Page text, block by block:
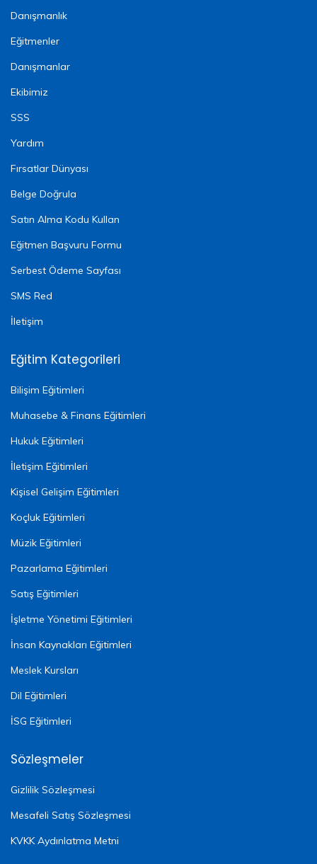
Danışmanlık
Eğitmenler
Danışmanlar
Ekibimiz
SSS
Yardım
Fırsatlar Dünyası
Belge Doğrula
Satın Alma Kodu Kullan
Eğitmen Başvuru Formu
Serbest Ödeme Sayfası
SMS Red
İletişim
Eğitim Kategorileri
Bilişim Eğitimleri
Muhasebe & Finans Eğitimleri
Hukuk Eğitimleri
İletişim Eğitimleri
Kişisel Gelişim Eğitimleri
Koçluk Eğitimleri
Müzik Eğitimleri
Pazarlama Eğitimleri
Satış Eğitimleri
İşletme Yönetimi Eğitimleri
İnsan Kaynakları Eğitimleri
Meslek Kursları
Dil Eğitimleri
İSG Eğitimleri
Sözleşmeler
Gizlilik Sözleşmesi
Mesafeli Satış Sözleşmesi
KVKK Aydınlatma Metni